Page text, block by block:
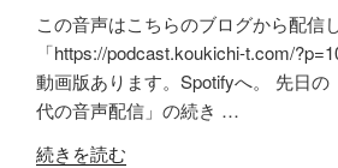
者
け
エ
ル
Tascam
DR-
07X&TroyStudio
で
録
Amazon
RSS
RSS FEED
SHARE
LINK
EMBED
この音声はこちらのブログから配信
「https://podcast.koukichi-t.com/
動画版あります。Spotifyへ。 先日の
代の音声配信」の続き …
"AI
続きを読む